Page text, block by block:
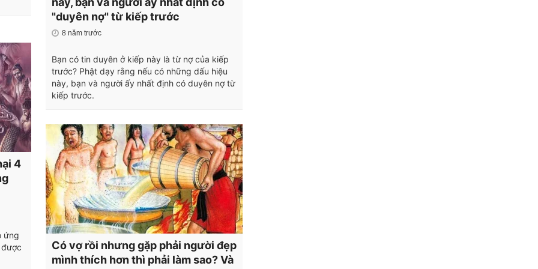
4
ứng
"duyên nợ" từ kiếp trước
8 năm trước
Bạn có tin duyên ở kiếp này là từ nợ của kiếp
trước? Phật dạy rằng nếu có những dấu hiệu
này, bạn và người ấy nhất định có duyên nợ từ
kiếp trước.
Có vợ rồi nhưng gặp phải người đẹp
mình thích hơn thì phải làm sao? Và